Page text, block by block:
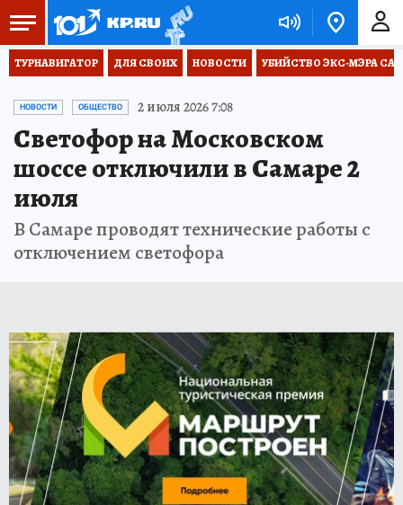
ТУРНАВИГАТОР ДЛЯ СВОИХ НОВОСТИ УБИЙСТВО ЭКС-МЭРА
НОВОСТИ ОБЩЕСТВО 2 июля 2026 7:08
Светофор на Московском
шоссе отключили в Самаре 2
июля
В Самаре проводят технические работы с
отключением светофора